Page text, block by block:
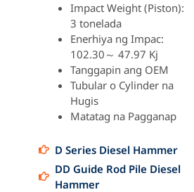
Impact Weight (Piston):
3 tonelada
Enerhiya ng Impac:
102.30～ 47.97 Kj
Tanggapin ang OEM
Tubular o Cylinder na
Hugis
Matatag na Pagganap
D Series Diesel Hammer
DD Guide Rod Pile Diesel
Hammer